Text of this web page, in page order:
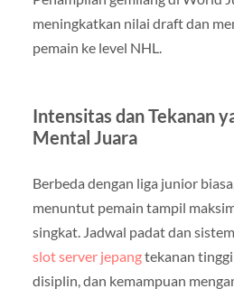
meningkatkan nilai draft dan
pemain ke level NHL.
Intensitas dan Tekanan
Mental Juara
Berbeda dengan liga junior
menuntut pemain tampil
singkat. Jadwal padat dan
slot server jepangtekanan
disiplin, dan kemampuan